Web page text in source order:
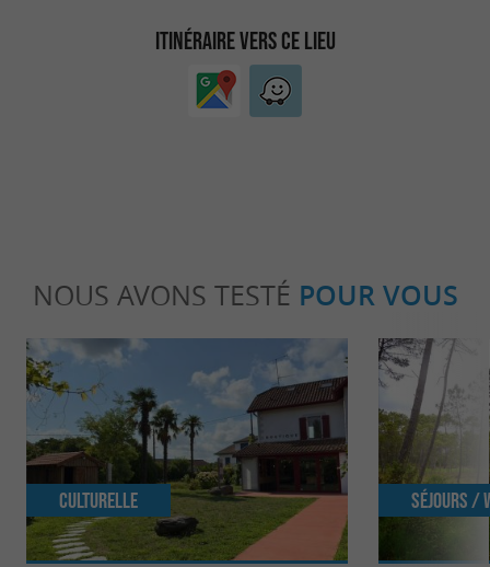
ITINÉRAIRE VERS CE LIEU
NOUS AVONS TESTÉ POUR VOUS
Culturelle Séjours /